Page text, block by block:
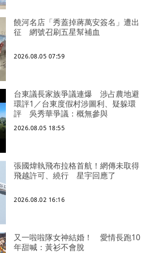
饒河名店「秀蓋掉蔣萬安簽名」遭出
征 網號召刷五星幫補血
2026.08.05 07:59
台東議長家族爭議連爆 涉占農地避
環評1／台東度假村涉圖利、疑躲環
評 吳秀華爭議：概無參與
2026.08.05 18:55
張國煒執飛布拉格首航！網傳未取得
飛越許可、繞行 星宇回應了
2026.08.02 16:16
又一啦啦隊女神結婚！ 愛情長跑10
年甜喊：黃衫不會脫